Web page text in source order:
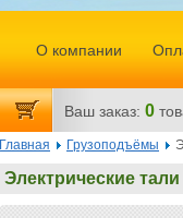
Главная Грузоподъёмы
Электрические тали
О компании
Ваш заказ: 0